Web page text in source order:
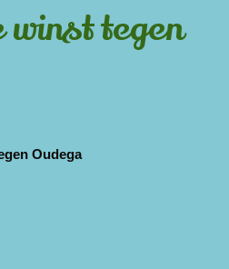
winst tegen
Oudega